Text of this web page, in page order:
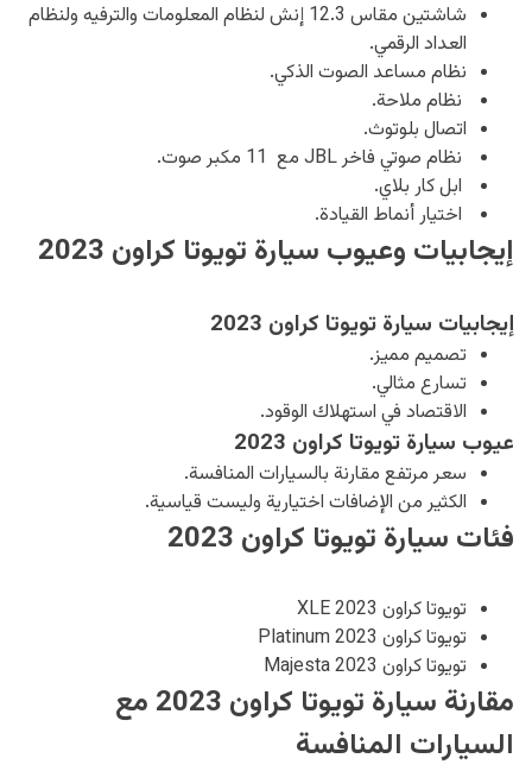
شاشتين مقاس 12.3 إنش لنظام المعلومات والترفيه ولنظام
العداد الرقمي.
نظام مساعد الصوت الذكي.
نظام ملاحة.
اتصال بلوتوث.
نظام صوتي فاخر JBL مع 11 مكبر صوت.
ابل كار بلاي.
اختيار أنماط القيادة.
إيجابيات وعيوب سيارة تويوتا كراون 2023
إيجابيات سيارة تويوتا كراون 2023
تصميم مميز.
تسارع مثالي.
الاقتصاد في استهلاك الوقود.
عيوب سيارة تويوتا كراون 2023
سعر مرتفع مقارنة بالسيارات المنافسة.
الكثير من الإضافات اختيارية وليست قياسية.
فئات سيارة تويوتا كراون 2023
تويوتا كراون XLE 2023
تويوتا كراون Platinum 2023
تويوتا كراون Majesta 2023
مقارنة سيارة تويوتا كراون 2023 مع
السيارات المنافسة